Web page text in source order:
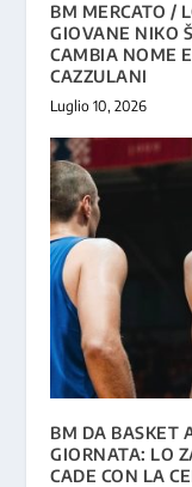
BM MERCATO /
GIOVANE NIKO
CAMBIA NOME
CAZZULANI
Luglio 10, 2026
BM DA BASKET
GIORNATA: LO
CADE CON LA